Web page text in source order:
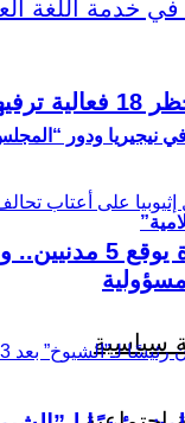
في نيجيريا ودور
سياسية
بوركينا فاسو تحظر 18
هجوم في أمهرة